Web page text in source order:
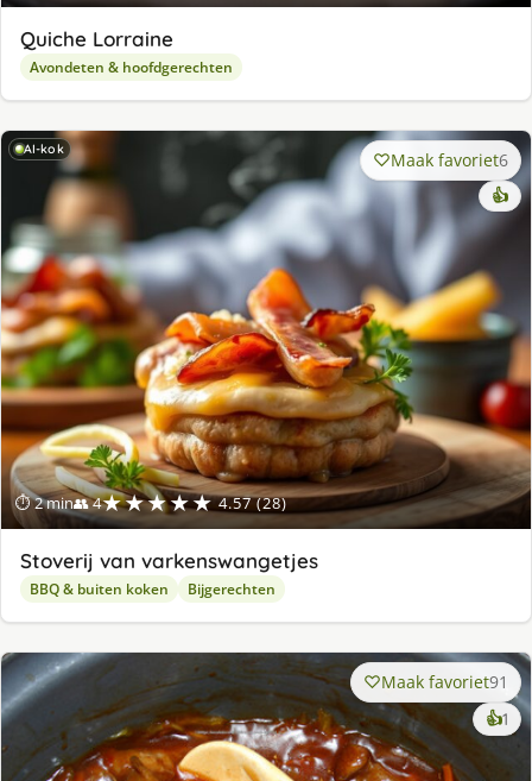
Quiche Lorraine
Avondeten & hoofdgerechten
AI-kok
⏱ 2 min👥 4★★★★★ 4.57 (28)
Maak favoriet6
👍
Stoverij van varkenswangetjes
BBQ & buiten koken Bijgerechten
Maak favoriet91
👍1